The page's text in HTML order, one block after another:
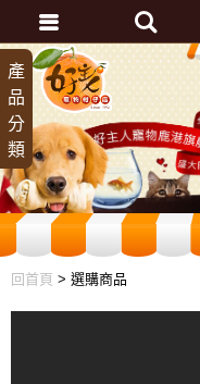
回首頁 > 選購商品
產
品
分
類